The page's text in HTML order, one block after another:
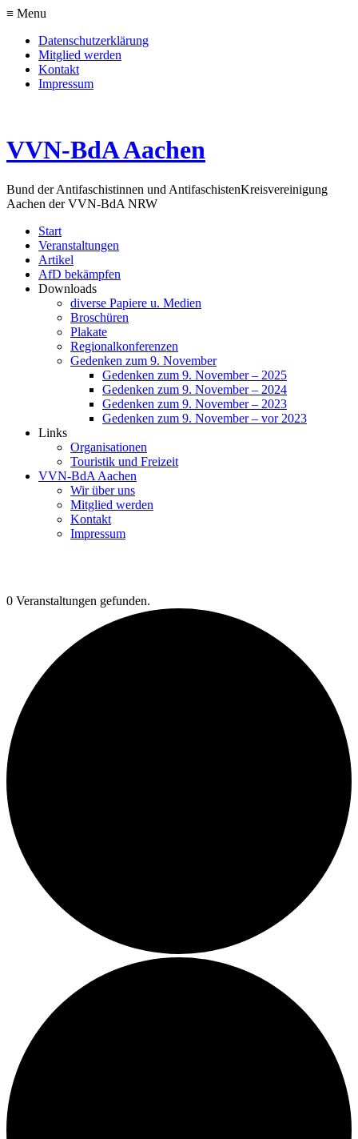
≡ Menu
Datenschutzerklärung
Mitglied werden
Kontakt
Impressum
VVN-BdA Aachen
Bund der Antifaschistinnen und AntifaschistenKreisvereinigung
Aachen der VVN-BdA NRW
Start
Veranstaltungen
Artikel
AfD bekämpfen
Downloads
diverse Papiere u. Medien
Broschüren
Plakate
Regionalkonferenzen
Gedenken zum 9. November
Gedenken zum 9. November – 2025
Gedenken zum 9. November – 2024
Gedenken zum 9. November – 2023
Gedenken zum 9. November – vor 2023
Links
Organisationen
Touristik und Freizeit
VVN-BdA Aachen
Wir über uns
Mitglied werden
Kontakt
Impressum
0 Veranstaltungen gefunden.